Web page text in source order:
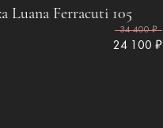
Luana Ferracuti 105
34 400 ₽
24 100 ₽